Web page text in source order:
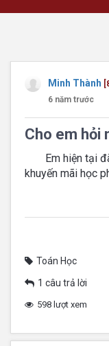
Minh Thành
6 năm trước
Cho em hỏi
Em hiện tại
khuyến mãi học
Toán Học
1 câu trả lời
598 lượt xem